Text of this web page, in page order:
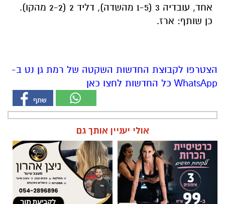
אחד, עובדיה 3 (1-5 מהשדה), דליד 2 (2-2 מהקו).
כן שותף: ארז.
הצטרפו לקבוצת החדשות השקטה של רמת גן נט ב-
WhatsApp כל החדשות לחצו כאן
אולי יעניין אותך גם